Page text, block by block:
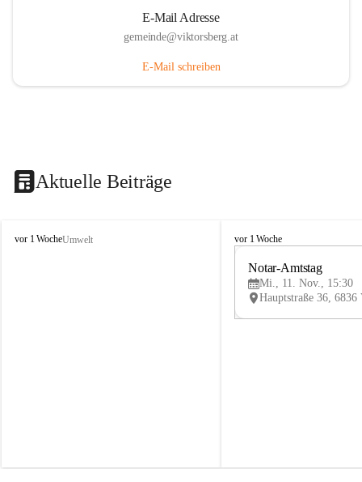
E-Mail Adresse
gemeinde@viktorsberg.at
E-Mail schreiben
Aktuelle Beiträge
V
vor 1 WocheUmwelt
V
vor 1 Woche
Notar-Amtstag
Mi., 11. Nov., 15:30